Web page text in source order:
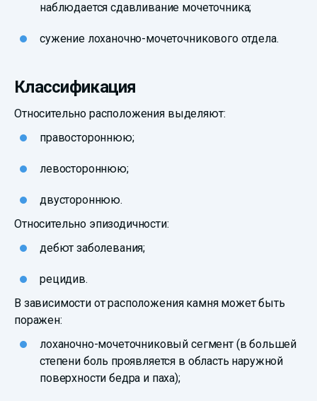
наблюдается сдавливание мочеточника;
сужение лоханочно-мочеточникового отдела.
Классификация
Относительно расположения выделяют:
правостороннюю;
левостороннюю;
двустороннюю.
Относительно эпизодичности:
дебют заболевания;
рецидив.
В зависимости от расположения камня может быть
поражен:
лоханочно-мочеточниковый сегмент (в большей
степени боль проявляется в область наружной
поверхности бедра и паха);